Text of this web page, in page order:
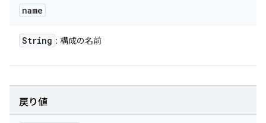
name
String : 構成の名前
戻り値